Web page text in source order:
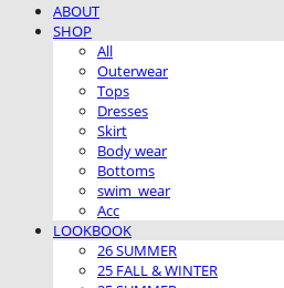
ABOUT
SHOP
All
Outerwear
Tops
Dresses
Skirt
Body wear
Bottoms
swim_wear
Acc
LOOKBOOK
26 SUMMER
25 FALL & WINTER